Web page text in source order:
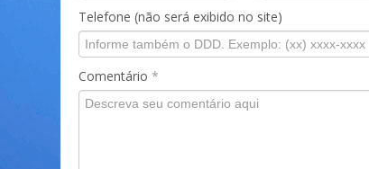
Telefone (não será exibido no site)
Comentário *